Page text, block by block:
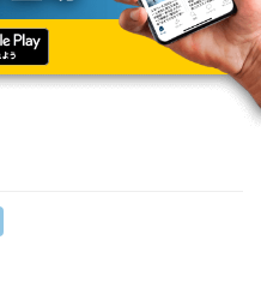
ム、脆弱性発見に報